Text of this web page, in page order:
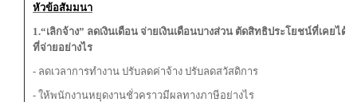
หัวข้อสัมมนา
1.“เลิกจ้าง” ลดเงินเดือน จ่ายเงินเดือนบางส่วน ตัดสิทธิประโยชน์ที่เคยไ
ที่จ่ายอย่างไร
- ลดเวลาการทำงาน ปรับลดค่าจ้าง ปรับลดสวัสดิการ
- ให้พนักงานหยุดงานชั่วคราวมีผลทางภาษีอย่างไร